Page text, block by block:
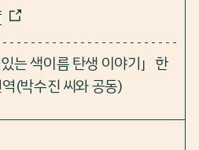
는 색이름 탄생 이야기」한
(박수진 씨와 공동)